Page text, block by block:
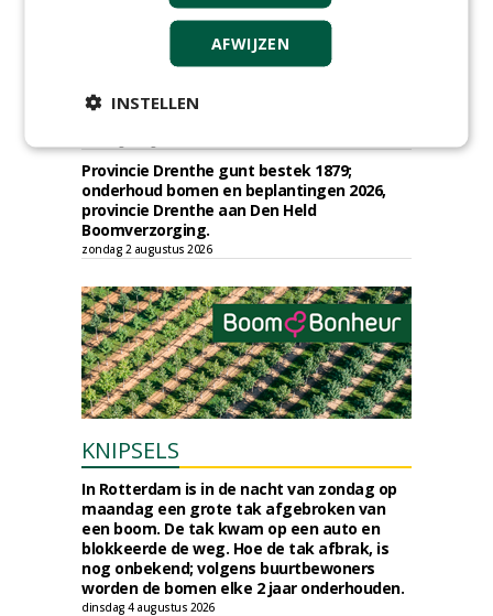
Boomrooierij Weijtmans.
donderdag 6 augustus 2026
Academisch Ziekenhuis Maastricht gunt
Hoveniers, Dolmans Landscaping Group en
Provincie Drenthe gunt bestek 1879;
onderhoud bomen en beplantingen 2026,
provincie Drenthe aan Den Held
Boomverzorging.
zondag 2 augustus 2026
KNIPSELS
In Rotterdam is in de nacht van zondag op
maandag een grote tak afgebroken van
een boom. De tak kwam op een auto en
blokkeerde de weg. Hoe de tak afbrak, is
nog onbekend; volgens buurtbewoners
worden de bomen elke 2 jaar onderhouden.
dinsdag 4 augustus 2026
AFWIJZEN
INSTELLEN